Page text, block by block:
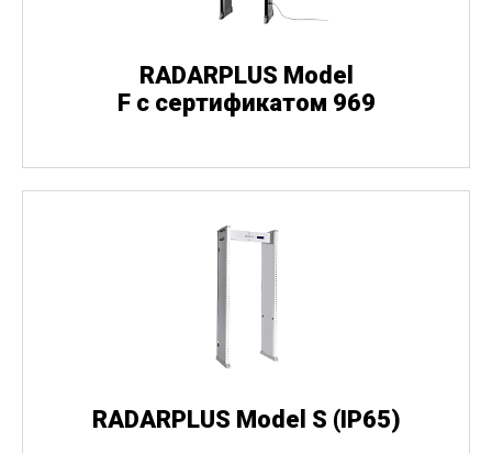
RADARPLUS Model
F с сертификатом 969
RADARPLUS Model S (IP65)